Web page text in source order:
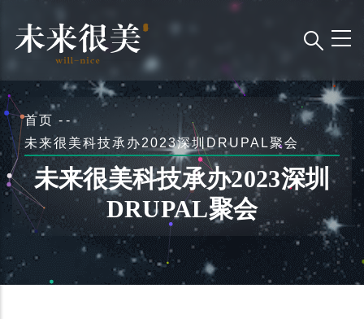
主
要
内
容
面
包
屑
首页 - -
未来很美科技承办2023深圳DRUPAL聚会
未来很美科技承办2023深圳
DRUPAL聚会